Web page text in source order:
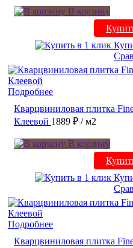
В корзину
Подробнее
Кварцвиниловая плитка
Клеевой 1889 ₽ / м2
В корзину
Подробнее
Кварцвиниловая плитка